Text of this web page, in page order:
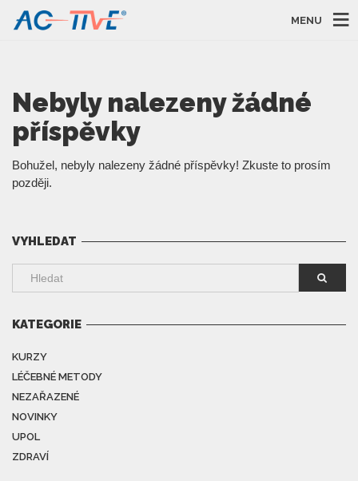
MENU
Nebyly nalezeny žádné
příspěvky
Bohužel, nebyly nalezeny žádné příspěvky! Zkuste to prosím
později.
VYHLEDAT
KATEGORIE
KURZY
LÉČEBNÉ METODY
NEZAŘAZENÉ
NOVINKY
UPOL
ZDRAVÍ